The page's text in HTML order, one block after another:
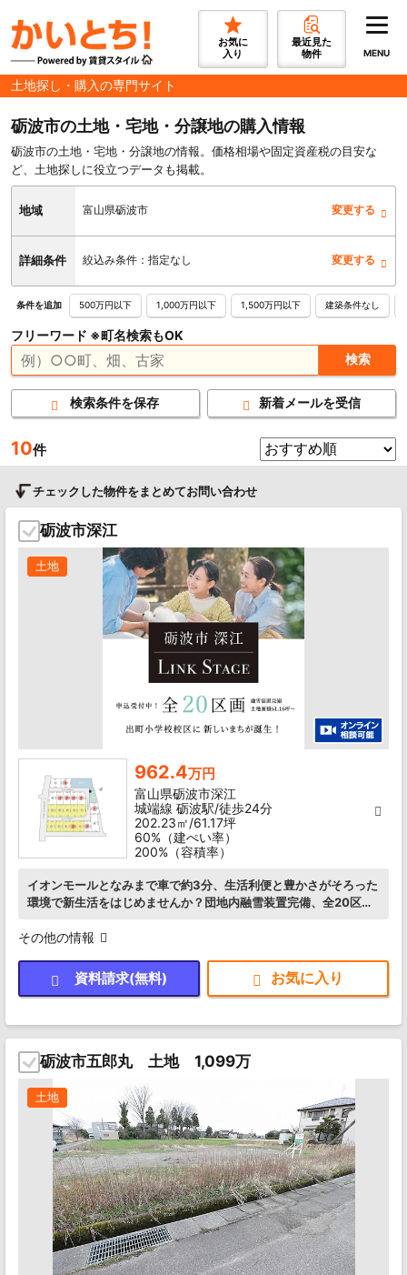
お気に
入り
最近見た
物件
MENU
土地探し・購入の専門サイト
砺波市の土地・宅地・分譲地の購入情報
砺波市の土地・宅地・分譲地の情報。価格相場や固定資産税の目安な
ど、土地探しに役立つデータも掲載。
地域 富山県砺波市 変更する
詳細条件 絞込み条件：指定なし 変更する
条件を追加 500万円以下 1,000万円以下 1,500万円以下 建築条件なし
フリーワード ※町名検索もOK
検索条件を保存 新着メールを受信
10件
チェックした物件をまとめてお問い合わせ
砺波市深江
土地
962.4万円
富山県砺波市深江
城端線 砺波駅/徒歩24分
202.23㎡/61.17坪
60%（建ぺい率）
200%（容積率）
イオンモールとなみまで車で約3分、生活利便と豊かさがそろった
環境で新生活をはじめませんか？団地内融雪装置完備、全20区画
その他の情報
資料請求(無料)
砺波市五郎丸 土地 1,099万
土地